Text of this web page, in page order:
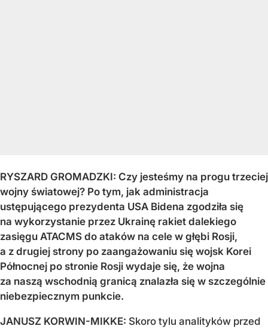
RYSZARD GROMADZKI: Czy jesteśmy na progu trzeciej
wojny światowej? Po tym, jak administracja
ustępującego prezydenta USA Bidena zgodziła się
na wykorzystanie przez Ukrainę rakiet dalekiego
zasięgu ATACMS do ataków na cele w głębi Rosji,
a z drugiej strony po zaangażowaniu się wojsk Korei
Północnej po stronie Rosji wydaje się, że wojna
za naszą wschodnią granicą znalazła się w szczególnie
niebezpiecznym punkcie.
JANUSZ KORWIN-MIKKE: Skoro tylu analityków przed